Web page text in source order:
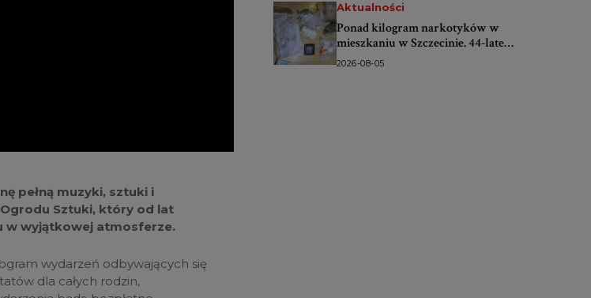
pełną muzyki, sztuki i
Sztuki, który od lat
w wyjątkowej atmosferze.
wydarzeń odbywających się
dla całych rodzin,
Aktualności
Ponad kilogram narkotyków w
mieszkaniu w Szczecinie. 44-latek
trafił do aresztu
2026-08-05